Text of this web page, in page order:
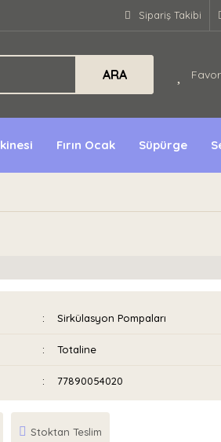
Sipariş Takibi
ARA
Fırın Ocak Süpürge
Sirkülasyon Pompaları
Totaline
77890054020
Stoktan Teslim